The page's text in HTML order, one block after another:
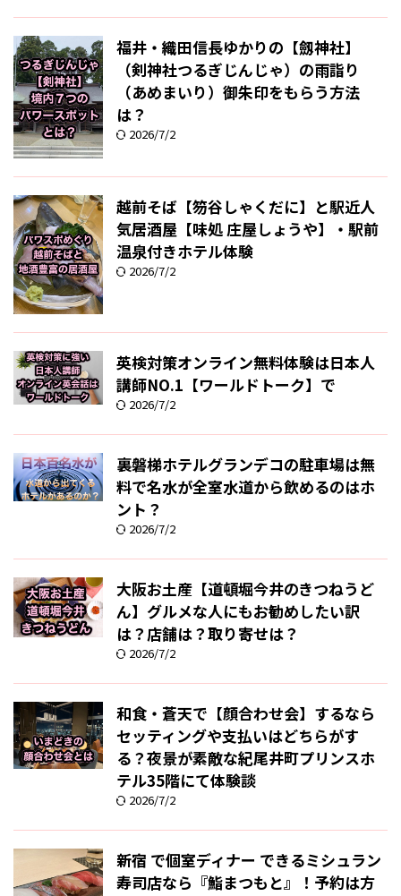
福井・織田信長ゆかりの【劔神社】
（剣神社つるぎじんじゃ）の雨詣り
（あめまいり）御朱印をもらう方法
は？
2026/7/2
越前そば【笏谷しゃくだに】と駅近人
気居酒屋【味処 庄屋しょうや】・駅前
温泉付きホテル体験
2026/7/2
英検対策オンライン無料体験は日本人
講師NO.1【ワールドトーク】で
2026/7/2
裏磐梯ホテルグランデコの駐車場は無
料で名水が全室水道から飲めるのはホ
ント？
2026/7/2
大阪お土産【道頓堀今井のきつねうど
ん】グルメな人にもお勧めしたい訳
は？店舗は？取り寄せは？
2026/7/2
和食・蒼天で【顔合わせ会】するなら
セッティングや支払いはどちらがす
る？夜景が素敵な紀尾井町プリンスホ
テル35階にて体験談
2026/7/2
新宿 で個室ディナー できるミシュラン
寿司店なら『鮨まつもと』！予約は方